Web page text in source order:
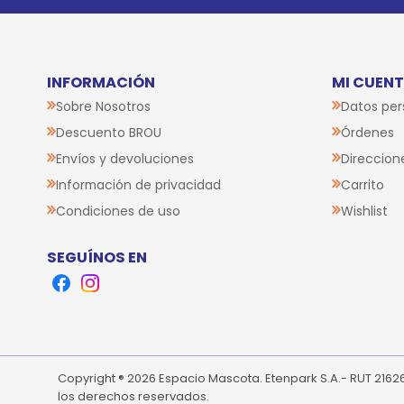
INFORMACIÓN
Sobre Nosotros
Descuento BROU
Envíos y devoluciones
Información de privacidad
Condiciones de uso
MI
Datos
Órdenes
Carrito
Wishlist
SEGUÍNOS EN
FacebookInstagram
Copyright ® 2026 Espacio Mascota. Etenpark S.A.- RUT
los derechos reservados.